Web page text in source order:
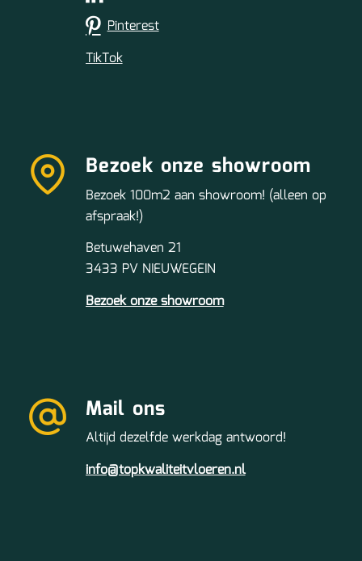
Pinterest
TikTok
Bezoek onze showroom
Bezoek 100m2 aan showroom! (alleen op
afspraak!)
Betuwehaven 21
3433 PV NIEUWEGEIN
Bezoek onze showroom
Mail ons
Altijd dezelfde werkdag antwoord!
info@topkwaliteitvloeren.nl